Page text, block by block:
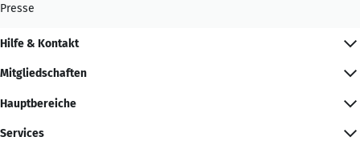
Presse
Hilfe & Kontakt
Mitgliedschaften
Hauptbereiche
Services